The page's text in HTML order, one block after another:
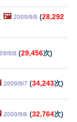
🖼️ 2009/9/8 (28,292
9/8 (29,456次)
2009/9/7 (34,243次)
2009/9/6 (32,764次)